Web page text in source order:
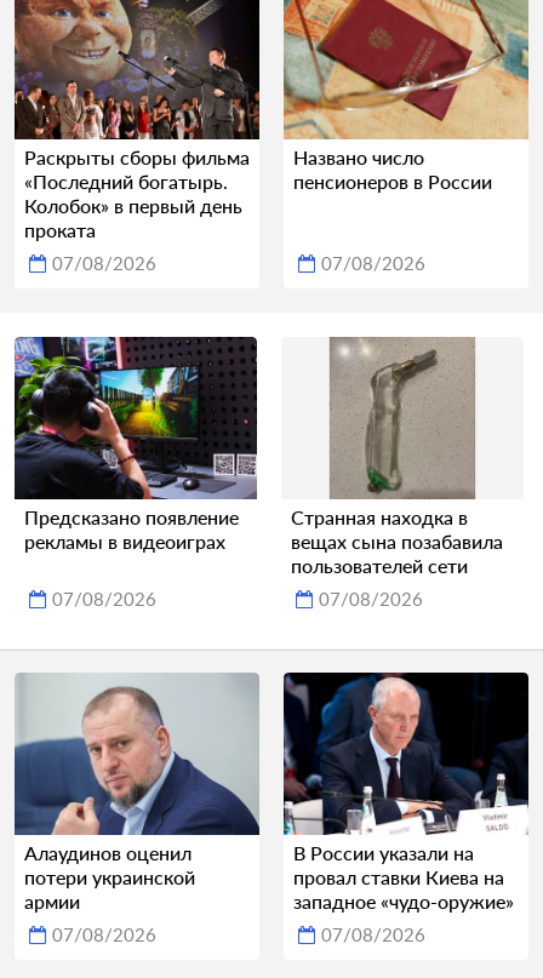
Раскрыты сборы фильма
«Последний богатырь.
Колобок» в первый день
проката
07/08/2026
Названо число
пенсионеров в России
07/08/2026
Предсказано появление
рекламы в видеоиграх
07/08/2026
Странная находка в
вещах сына позабавила
пользователей сети
07/08/2026
Алаудинов оценил
потери украинской
армии
07/08/2026
В России указали на
провал ставки Киева на
западное «чудо-оружие»
07/08/2026